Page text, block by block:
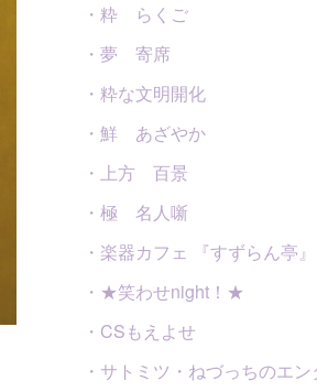
・粋 らくご
・夢 寄席
・粋な文明開化
・鮮 あざやか
・上方 百景
・極 名人噺
・楽器カフェ 『すずらん亭』
・★笑わせnight！★
・CSもえよせ
・サトミツ・ねづっちのエ